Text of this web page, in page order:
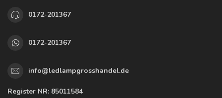
0172-201367
0172-201367
info@ledlampgrosshandel.de
Register NR: 85011584